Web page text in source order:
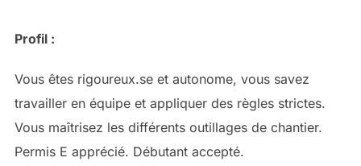
Profil :
Vous êtes rigoureux.se et autonome, vous savez
travailler en équipe et appliquer des règles strictes.
Vous maîtrisez les différents outillages de chantier.
Permis E apprécié. Débutant accepté.